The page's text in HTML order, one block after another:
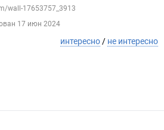
wall-17653757_3913
17 июн 2024
интересно / не интересно